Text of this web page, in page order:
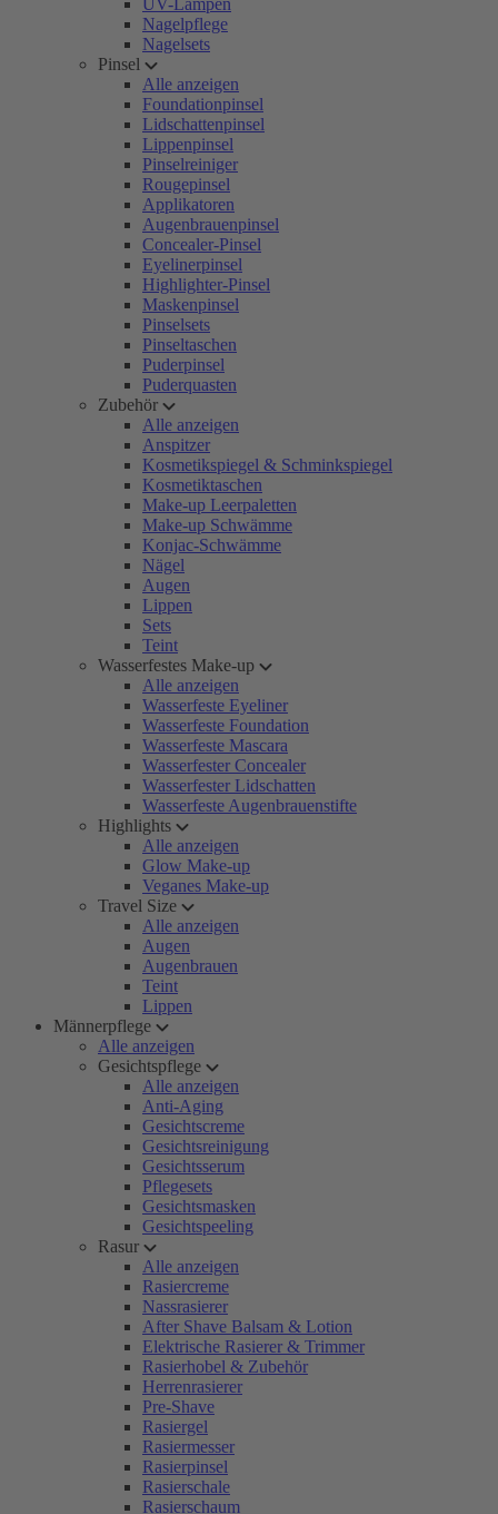
UV-Lampen
Nagelpflege
Nagelsets
Pinsel
Alle anzeigen
Foundationpinsel
Lidschattenpinsel
Lippenpinsel
Pinselreiniger
Rougepinsel
Applikatoren
Augenbrauenpinsel
Concealer-Pinsel
Eyelinerpinsel
Highlighter-Pinsel
Maskenpinsel
Pinselsets
Pinseltaschen
Puderpinsel
Puderquasten
Zubehör
Alle anzeigen
Anspitzer
Kosmetikspiegel & Schminkspiegel
Kosmetiktaschen
Make-up Leerpaletten
Make-up Schwämme
Konjac-Schwämme
Nägel
Augen
Lippen
Sets
Teint
Wasserfestes Make-up
Alle anzeigen
Wasserfeste Eyeliner
Wasserfeste Foundation
Wasserfeste Mascara
Wasserfester Concealer
Wasserfester Lidschatten
Wasserfeste Augenbrauenstifte
Highlights
Alle anzeigen
Glow Make-up
Veganes Make-up
Travel Size
Alle anzeigen
Augen
Augenbrauen
Teint
Lippen
Männerpflege
Alle anzeigen
Gesichtspflege
Alle anzeigen
Anti-Aging
Gesichtscreme
Gesichtsreinigung
Gesichtsserum
Pflegesets
Gesichtsmasken
Gesichtspeeling
Rasur
Alle anzeigen
Rasiercreme
Nassrasierer
After Shave Balsam & Lotion
Elektrische Rasierer & Trimmer
Rasierhobel & Zubehör
Herrenrasierer
Pre-Shave
Rasiergel
Rasiermesser
Rasierpinsel
Rasierschale
Rasierschaum